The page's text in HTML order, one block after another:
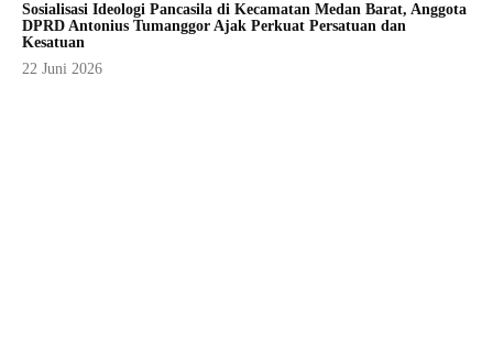
Sosialisasi Ideologi Pancasila di Kecamatan Medan Barat, Anggota
DPRD Antonius Tumanggor Ajak Perkuat Persatuan dan
Kesatuan
22 Juni 2026